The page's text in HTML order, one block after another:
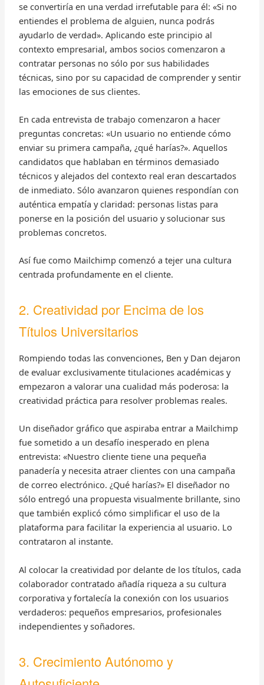
se convertiría en una verdad irrefutable para él: «Si no
entiendes el problema de alguien, nunca podrás
ayudarlo de verdad». Aplicando este principio al
contexto empresarial, ambos socios comenzaron a
contratar personas no sólo por sus habilidades
técnicas, sino por su capacidad de comprender y sentir
las emociones de sus clientes.
En cada entrevista de trabajo comenzaron a hacer
preguntas concretas: «Un usuario no entiende cómo
enviar su primera campaña, ¿qué harías?». Aquellos
candidatos que hablaban en términos demasiado
técnicos y alejados del contexto real eran descartados
de inmediato. Sólo avanzaron quienes respondían con
auténtica empatía y claridad: personas listas para
ponerse en la posición del usuario y solucionar sus
problemas concretos.
Así fue como Mailchimp comenzó a tejer una cultura
centrada profundamente en el cliente.
2. Creatividad por Encima de los
Títulos Universitarios
Rompiendo todas las convenciones, Ben y Dan dejaron
de evaluar exclusivamente titulaciones académicas y
empezaron a valorar una cualidad más poderosa: la
creatividad práctica para resolver problemas reales.
Un diseñador gráfico que aspiraba entrar a Mailchimp
fue sometido a un desafío inesperado en plena
entrevista: «Nuestro cliente tiene una pequeña
panadería y necesita atraer clientes con una campaña
de correo electrónico. ¿Qué harías?» El diseñador no
sólo entregó una propuesta visualmente brillante, sino
que también explicó cómo simplificar el uso de la
plataforma para facilitar la experiencia al usuario. Lo
contrataron al instante.
Al colocar la creatividad por delante de los títulos, cada
colaborador contratado añadía riqueza a su cultura
corporativa y fortalecía la conexión con los usuarios
verdaderos: pequeños empresarios, profesionales
independientes y soñadores.
3. Crecimiento Autónomo y